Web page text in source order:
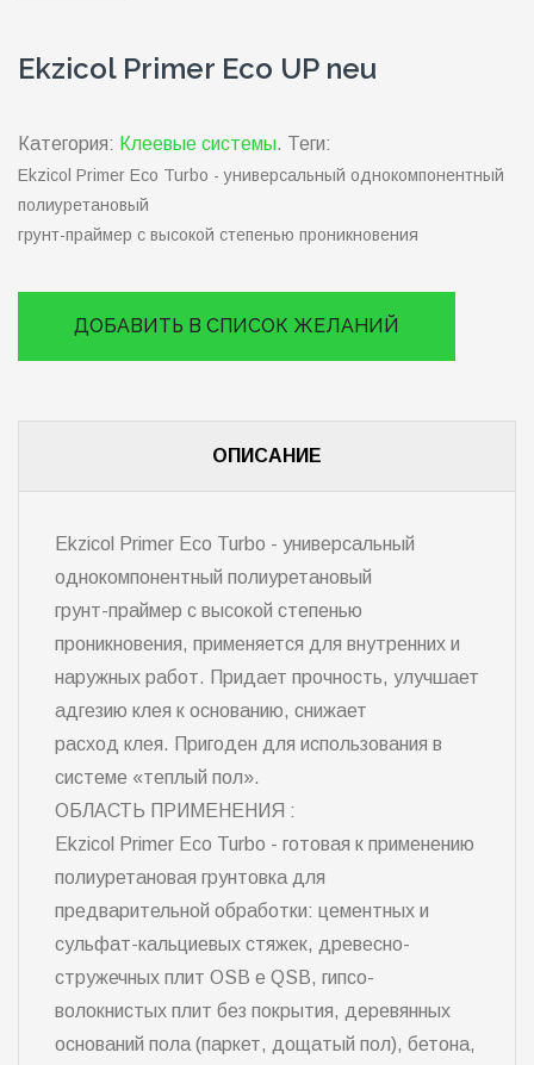
Ekzicol Primer Eco UP neu
Категория: Клеевые системы. Теги:
Ekzicol Primer Eco Turbo - универсальный однокомпонентный
полиуретановый
грунт-праймер с высокой степенью проникновения
ДОБАВИТЬ В СПИСОК ЖЕЛАНИЙ
ОПИСАНИЕ
Ekzicol Primer Eco Turbo - универсальный
однокомпонентный полиуретановый
грунт-праймер с высокой степенью
проникновения, применяется для внутренних и
наружных работ. Придает прочность, улучшает
адгезию клея к основанию, снижает
расход клея. Пригоден для использования в
системе «теплый пол».
ОБЛАСТЬ ПРИМЕНЕНИЯ :
Ekzicol Primer Eco Turbo - готовая к применению
полиуретановая грунтовка для
предварительной обработки: цементных и
сульфат-кальциевых стяжек, древесно-
стружечных плит OSB e QSB, гипсо-
волокнистых плит без покрытия, деревянных
оснований пола (паркет, дощатый пол), бетона,